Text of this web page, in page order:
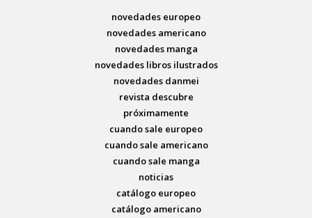
novedades europeo
novedades americano
novedades manga
novedades libros ilustrados
novedades danmei
revista descubre
próximamente
cuando sale europeo
cuando sale americano
cuando sale manga
noticias
catálogo europeo
catálogo americano